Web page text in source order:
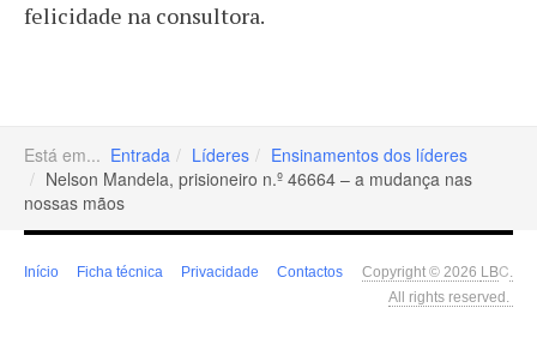
felicidade na consultora.
Está em... Entrada Líderes
Ensinamentos dos líderes
Nelson Mandela, prisioneiro n.º 46664 – a mudança nas
nossas mãos
Início Ficha técnica Privacidade Contactos Copyright © 2026 LBC.
All rights reserved.